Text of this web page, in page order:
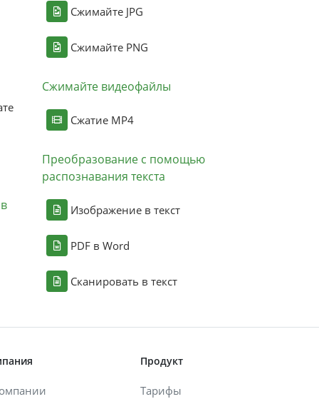
Сжимайте JPG
Сжимайте PNG
Сжимайте видеофайлы
Сжатие MP4
Преобразование с помощью
распознавания текста
Изображение в текст
PDF в Word
Сканировать в текст
Продукт
Тарифы